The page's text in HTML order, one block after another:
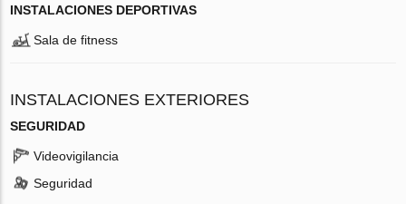
INSTALACIONES DEPORTIVAS
Sala de fitness
INSTALACIONES EXTERIORES
SEGURIDAD
Videovigilancia
Seguridad